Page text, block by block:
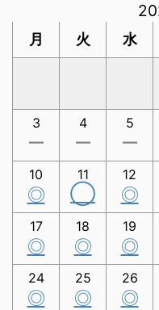
月 火 水
3
ー
4
ー
5
ー
10
◎
11
◯
12
◎
17
◎
18
◎
19
◎
24
◎
25
◎
26
◎